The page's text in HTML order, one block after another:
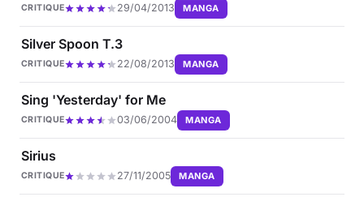
CRITIQUE 29/04/2013 MANGA
Silver Spoon T.3
CRITIQUE 22/08/2013 MANGA
Sing 'Yesterday' for Me
CRITIQUE 03/06/2004 MANGA
Sirius
CRITIQUE 27/11/2005 MANGA